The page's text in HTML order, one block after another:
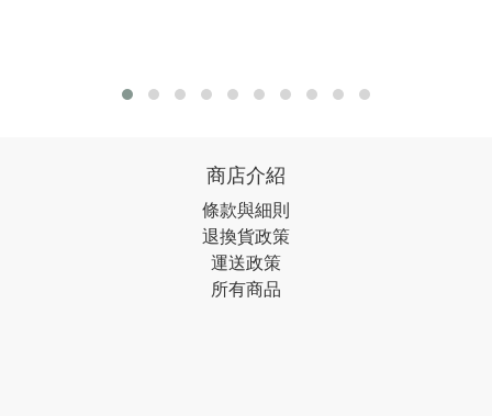
商店介紹
條款與細則
退換貨政策
運送政策
所有商品